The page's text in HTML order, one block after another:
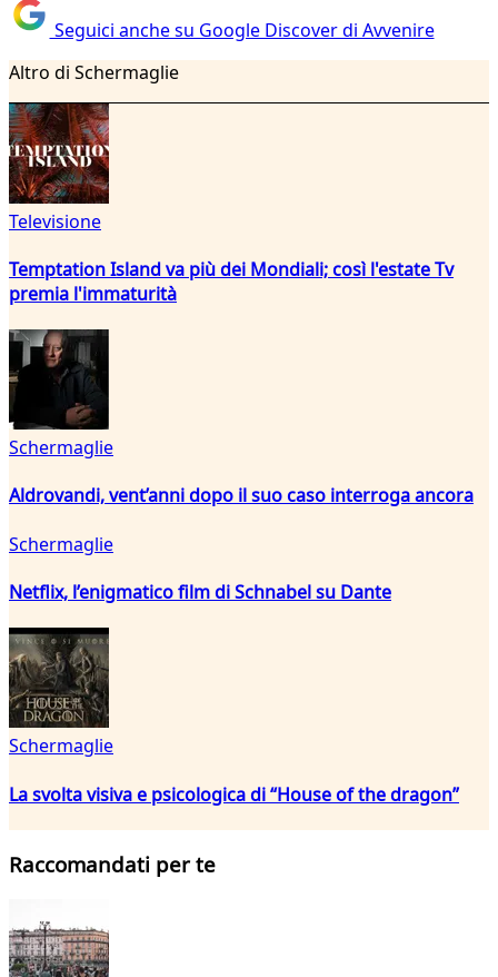
Seguici anche su Google Discover di Avvenire
Altro di Schermaglie
Televisione
Temptation Island va più dei Mondiali; così l'estate Tv
premia l'immaturità
Schermaglie
Aldrovandi, vent’anni dopo il suo caso interroga ancora
Schermaglie
Netflix, l’enigmatico film di Schnabel su Dante
Schermaglie
La svolta visiva e psicologica di “House of the dragon”
Raccomandati per te